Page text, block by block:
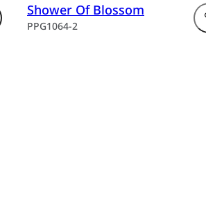
Shower Of Blossom
PPG1064-2